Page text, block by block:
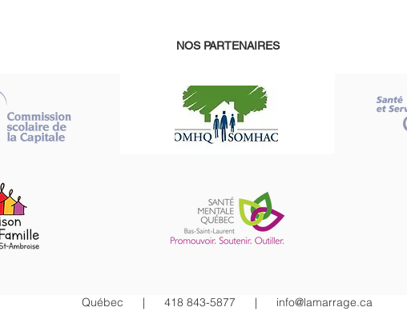
NOS PARTENAIRES
Québec | 418 843-5877 | info@lamarrage.ca